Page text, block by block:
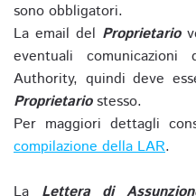
sono obbligatori.
La email del Proprietario
eventuali
Authority, quindi deve
Proprietariostesso.
Per maggiori dettagli
compilazione della LAR.